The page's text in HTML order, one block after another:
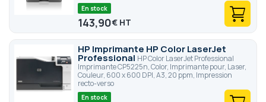
En stock
143,90€
HP Imprimante HP Color LaserJet
Professional HP Color LaserJet Professional
Imprimante CP5225n, Color, Imprimante pour, Laser,
Couleur, 600 x 600 DPI, A3, 20 ppm, Impression
recto-verso
En stock